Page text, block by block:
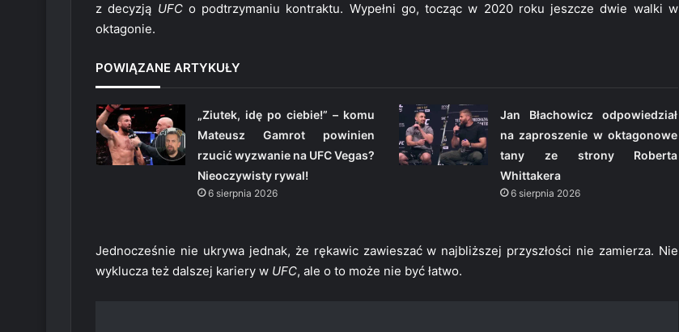
z decyzją UFCo podtrzymaniu kontraktu. Wypełni go, tocząc w 2020 roku jeszcze dwie walki w
oktagonie.
POWIĄZANE ARTYKUŁY
„Ziutek, idę po ciebie!” – komu
Mateusz Gamrot powinien
rzucić wyzwanie na UFC Vegas?
Nieoczywisty rywal!
6 sierpnia 2026
Jan Błachowicz odpowiedział
na zaproszenie w oktagonowe
tany ze strony Roberta
Whittakera
6 sierpnia 2026
Jednocześnie nie ukrywa jednak, że rękawic zawieszać w najbliższej przyszłości nie zamierza. Nie
wyklucza też dalszej kariery w UFC, ale o to może nie być łatwo.